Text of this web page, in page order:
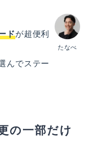
たなべ
ドが超便利
んでステー
の一部だけ